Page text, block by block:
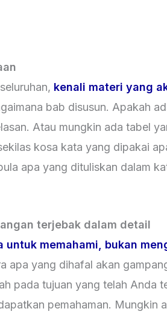
kenali materi yang
bab disusun. Apakah
Atau mungkin ada tabel
kosa kata yang dipakai
apa yang dituliskan dalam
terjebak dalam detail
untuk memahami, bukan
apa yang dihafal akan
pada tujuan yang telah Anda
pemahaman. Mungkin